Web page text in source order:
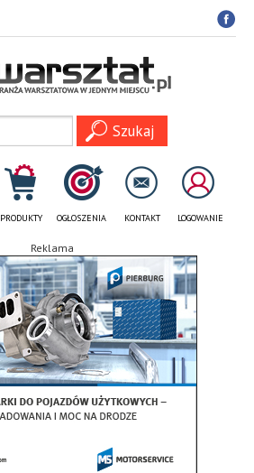
PRODUKTY OGŁOSZENIA KONTAKT LOGOWANIE
Reklama